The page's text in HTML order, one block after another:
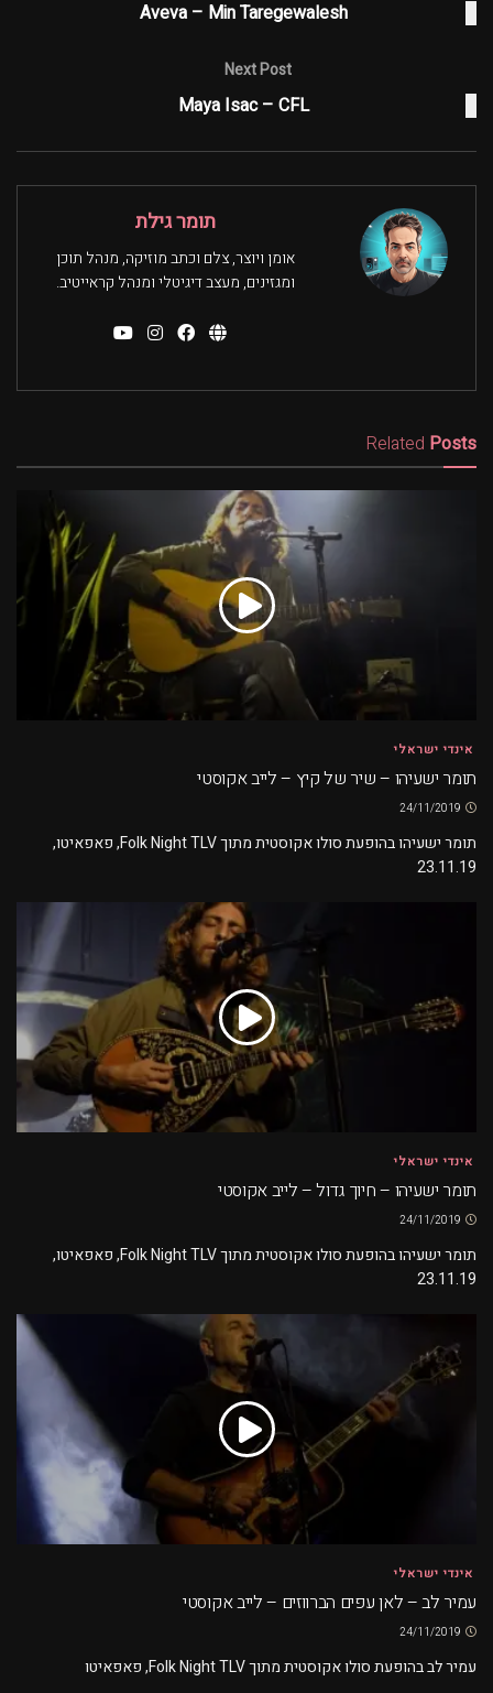
Aveva – Min Taregewalesh
Next Post
Maya Isac – CFL
תומר גילת
אומן ויוצר, צלם וכתב מוזיקה, מנהל תוכן
ומגזינים, מעצב דיגיטלי ומנהל קראייטיב.
Related Posts
אינדי ישראלי
תומר ישעיהו – שיר של קיץ – לייב אקוסטי
תומר ישעיהו בהופעת סולו אקוסטית מתוך Folk Night TLV, פאפאיטו,
23.11.19
אינדי ישראלי
תומר ישעיהו – חיוך גדול – לייב אקוסטי
תומר ישעיהו בהופעת סולו אקוסטית מתוך Folk Night TLV, פאפאיטו,
23.11.19
אינדי ישראלי
עמיר לב – לאן עפים הברווזים – לייב אקוסטי
עמיר לב בהופעת סולו אקוסטית מתוך Folk Night TLV, פאפאיטו